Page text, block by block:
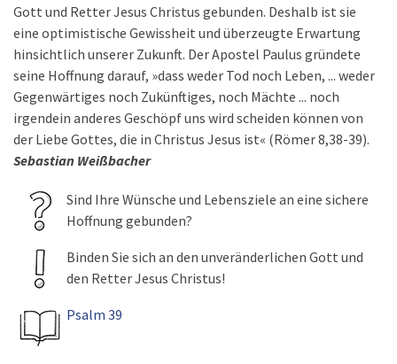
Gott und Retter Jesus Christus gebunden. Deshalb ist sie
eine optimistische Gewissheit und überzeugte Erwartung
hinsichtlich unserer Zukunft. Der Apostel Paulus gründete
seine Hoffnung darauf, »dass weder Tod noch Leben, ... weder
Gegenwärtiges noch Zukünftiges, noch Mächte ... noch
irgendein anderes Geschöpf uns wird scheiden können von
der Liebe Gottes, die in Christus Jesus ist« (Römer 8,38-39).
Sebastian Weißbacher
Sind Ihre Wünsche und Lebensziele an eine sichere
Hoffnung gebunden?
Binden Sie sich an den unveränderlichen Gott und
den Retter Jesus Christus!
Psalm 39